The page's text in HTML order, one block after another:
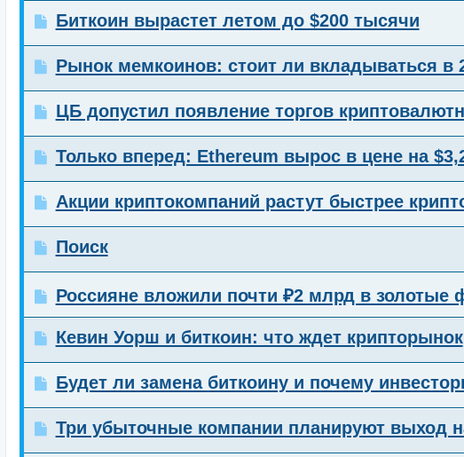
Биткоин вырастет летом до $200 тысячи
Рынок мемкоинов: стоит ли вкладываться в
ЦБ допустил появление торгов
Только вперед: Ethereum вырос в цене на
Акции криптокомпаний растут быстрее
Поиск
Россияне вложили почти ₽2 млрд в золотые
Кевин Уорш и биткоин: что ждет крипторынок
Будет ли замена биткоину и почему
Три убыточные компании планируют выход